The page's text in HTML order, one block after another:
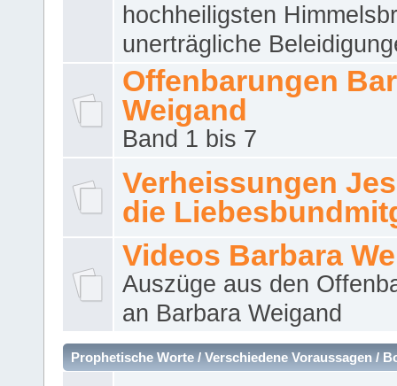
hochheiligsten
unerträgliche
Offenbarungen
Weigand
Band 1 bis 7
Verheissungen
die
Videos Barbara
Auszüge aus den
an Barbara Weigand
Prophetische Worte / Verschiedene Voraussagen /